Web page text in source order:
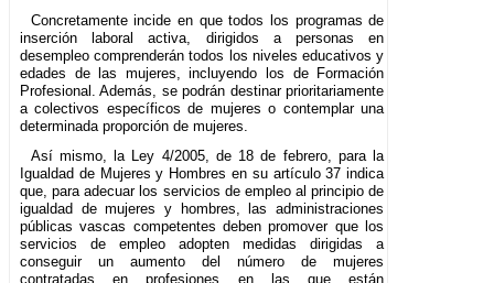
Concretamente incide en que todos los programas de
inserción laboral activa, dirigidos a personas en
desempleo comprenderán todos los niveles educativos y
edades de las mujeres, incluyendo los de Formación
Profesional. Además, se podrán destinar prioritariamente
a colectivos específicos de mujeres o contemplar una
determinada proporción de mujeres.
Así mismo, la Ley 4/2005, de 18 de febrero, para la
Igualdad de Mujeres y Hombres en su artículo 37 indica
que, para adecuar los servicios de empleo al principio de
igualdad de mujeres y hombres, las administraciones
públicas vascas competentes deben promover que los
servicios de empleo adopten medidas dirigidas a
conseguir un aumento del número de mujeres
contratadas en profesiones en las que están